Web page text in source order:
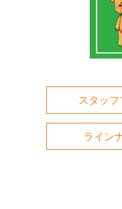
スタッ
ライン